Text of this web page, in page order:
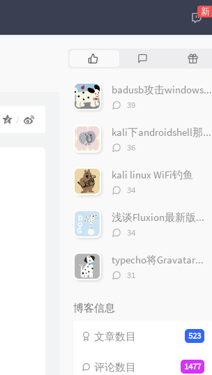
新
文
章
评
随
文badusb攻击windows10（msfconsole版）
评
数：
39
kali下androidshell那些事
评
数：
36
kali linux WiFi钓鱼
评
数：
34
浅谈Fluxion最新版无线钓鱼遇到的问题
评
数：
34
typecho将Gravatar头像改为QQ头像
评
31
博客信息
523
文章数目
1477
评论数目